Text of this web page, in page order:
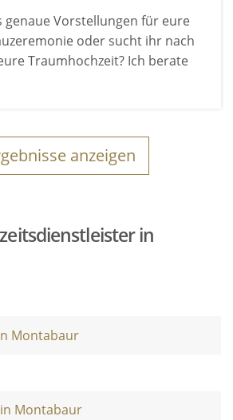
genaue Vorstellungen für eure
oder sucht ihr nach
Traumhochzeit? Ich berate
anzeigen
in
Montabaur
Montabaur